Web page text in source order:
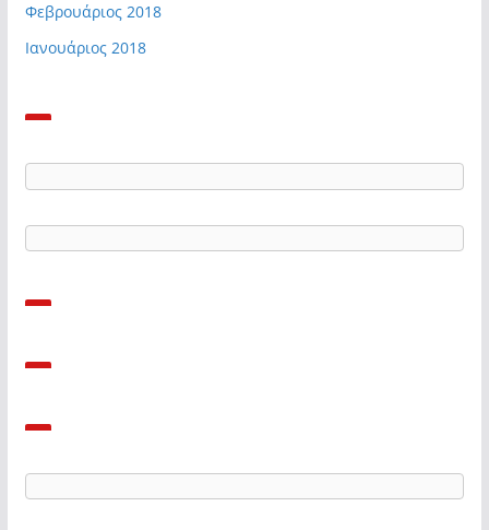
Φεβρουάριος 2018
Ιανουάριος 2018